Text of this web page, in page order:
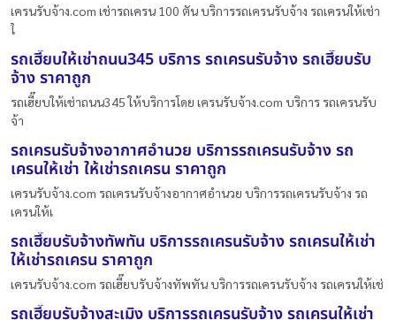
เครนรับจ้าง.com เช่ารถเครน 100 ตัน บริการรถเครนรับจ้าง รถเครนให้เช่า
ใ
รถเฮี๊ยบให้เช่าถนน345 บริการ รถเครนรับจ้าง รถเฮี๊ยบรับ
จ้าง ราคาถูก
รถเฮี๊ยบให้เช่าถนน345 ให้บริการโดย เครนรับจ้าง.com บริการ รถเครนรับ
จ้า
รถเครนรับจ้างอากาศอำนวย บริการรถเครนรับจ้าง รถ
เครนให้เช่า ให้เช่ารถเครน ราคาถูก
เครนรับจ้าง.com รถเครนรับจ้างอากาศอำนวย บริการรถเครนรับจ้าง รถ
เครนให้เ
รถเฮี๊ยบรับจ้างทัพทัน บริการรถเครนรับจ้าง รถเครนให้เช่า
ให้เช่ารถเครน ราคาถูก
เครนรับจ้าง.com รถเฮี๊ยบรับจ้างทัพทัน บริการรถเครนรับจ้าง รถเครนให้เช่
รถเฮี๊ยบรับจ้างสะเมิง บริการรถเครนรับจ้าง รถเครนให้เช่า